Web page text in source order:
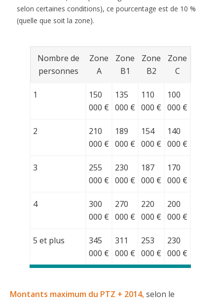
selon certaines conditions), ce pourcentage est de 10 %
(quelle que soit la zone).
Nombre de
personnes
Zone
A
Zone
B1
Zone
B2
Zone
C
1
150
000 €
135
000 €
110
000 €
100
000 €
2
210
000 €
189
000 €
154
000 €
140
000 €
3
255
000 €
230
000 €
187
000 €
170
000 €
4
300
000 €
270
000 €
220
000 €
200
000 €
5 et plus
345
000 €
311
000 €
253
000 €
230
000 €
Montants maximum du PTZ + 2014,selon le